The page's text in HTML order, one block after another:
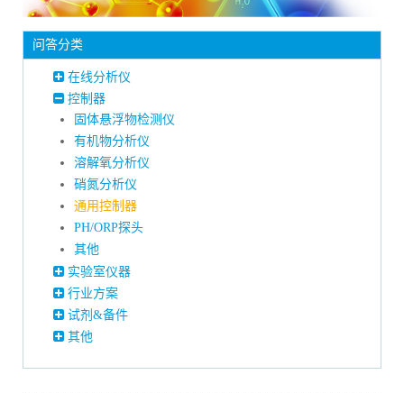
问答分类
在线分析仪
控制器
固体悬浮物检测仪
有机物分析仪
溶解氧分析仪
硝氮分析仪
通用控制器
PH/ORP探头
其他
实验室仪器
行业方案
试剂&备件
其他